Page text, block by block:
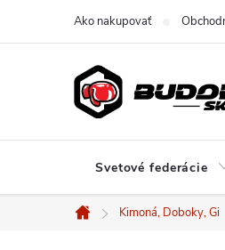
Ako nakupovať
Svetové federácie
Domov
Kimoná, Doboky, Gi